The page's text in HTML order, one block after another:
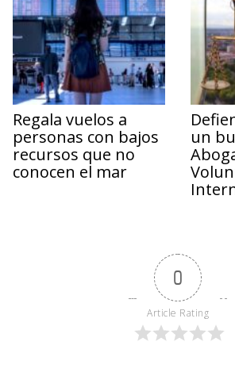
Regala vuelos a
personas con bajos
recursos que no
conocen el mar
un
0
Article Rating